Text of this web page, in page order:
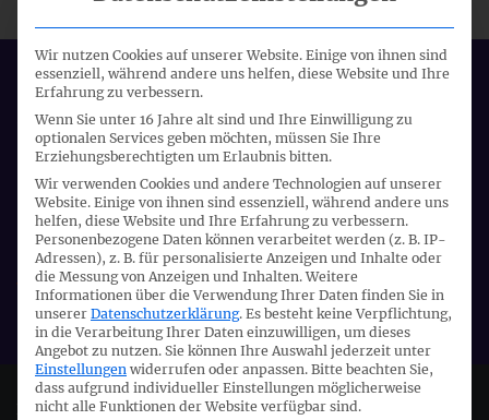
Datum:
20.10.2021 - 21.10.2021
Start:
09:00 Uhr
Ort:
Brüssel
Veranstalter:
EFRAG
Deutsches Rechnungslegungs Standards Committee e.V.
Wir nutzen Cookies auf unserer Website. Einige von ihnen sind
essenziell, während andere uns helfen, diese Website und Ihre
Erfahrung zu verbessern.
Wenn Sie unter 16 Jahre alt sind und Ihre Einwilligung zu
optionalen Services geben möchten, müssen Sie Ihre
Erziehungsberechtigten um Erlaubnis bitten.
Wir verwenden Cookies und andere Technologien auf unserer
Website. Einige von ihnen sind essenziell, während andere uns
helfen, diese Website und Ihre Erfahrung zu verbessern.
Personenbezogene Daten können verarbeitet werden (z. B. IP-
Adressen), z. B. für personalisierte Anzeigen und Inhalte oder
die Messung von Anzeigen und Inhalten. Weitere
Informationen über die Verwendung Ihrer Daten finden Sie in
unserer Datenschutzerklärung. Es besteht keine Verpflichtung,
in die Verarbeitung Ihrer Daten einzuwilligen, um dieses
Angebot zu nutzen. Sie können Ihre Auswahl jederzeit unter
Einstellungen widerrufen oder anpassen. Bitte beachten Sie,
dass aufgrund individueller Einstellungen möglicherweise
nicht alle Funktionen der Website verfügbar sind.